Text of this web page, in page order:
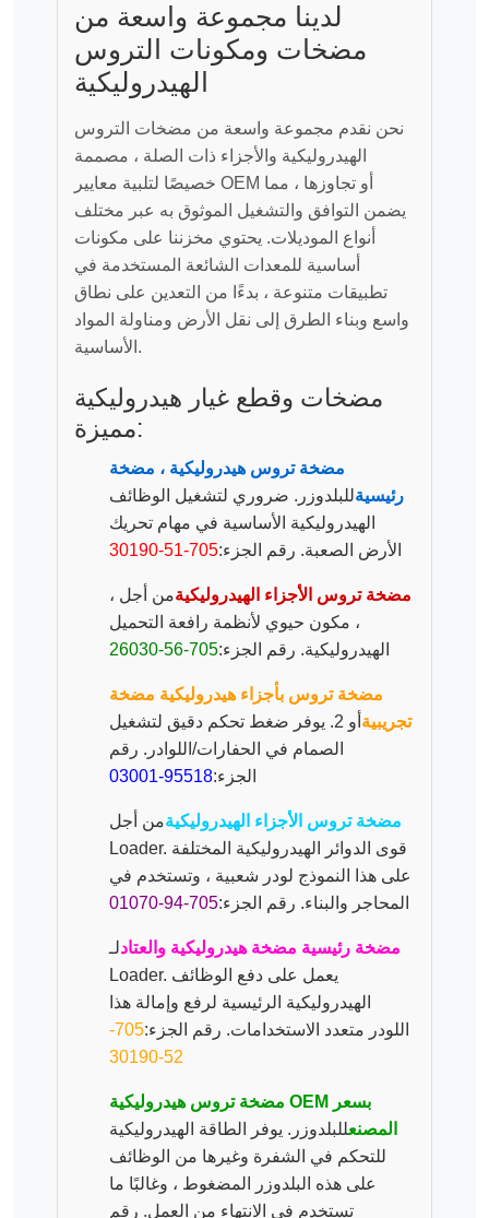
لدينا مجموعة واسعة من
مضخات ومكونات التروس
الهيدروليكية
نحن نقدم مجموعة واسعة من مضخات التروس
الهيدروليكية والأجزاء ذات الصلة ، مصممة
خصيصًا لتلبية معايير OEM أو تجاوزها ، مما
يضمن التوافق والتشغيل الموثوق به عبر مختلف
أنواع الموديلات. يحتوي مخزننا على مكونات
أساسية للمعدات الشائعة المستخدمة في
تطبيقات متنوعة ، بدءًا من التعدين على نطاق
واسع وبناء الطرق إلى نقل الأرض ومناولة المواد
الأساسية.
مضخات وقطع غيار هيدروليكية
مميزة:
مضخة تروس هيدروليكية ، مضخة
رئيسيةللبلدوزر. ضروري لتشغيل الوظائف
الهيدروليكية الأساسية في مهام تحريك
الأرض الصعبة. رقم الجزء:705-51-30190
مضخة تروس الأجزاء الهيدروليكيةمن أجل ،
، مكون حيوي لأنظمة رافعة التحميل
الهيدروليكية. رقم الجزء:705-56-26030
مضخة تروس بأجزاء هيدروليكية مضخة
تجريبية
أو 2. يوفر ضغط تحكم دقيق لتشغيل
الصمام في الحفارات/اللوادر. رقم
الجزء:95518-03001
مضخة تروس الأجزاء الهيدروليكيةمن أجل
Loader. قوى الدوائر الهيدروليكية المختلفة
على هذا النموذج لودر شعبية ، وتستخدم في
المحاجر والبناء. رقم الجزء:705-94-01070
مضخة رئيسية مضخة هيدروليكية والعتادلـ
Loader. يعمل على دفع الوظائف
الهيدروليكية الرئيسية لرفع وإمالة هذا
اللودر متعدد الاستخدامات. رقم الجزء:
705-
52-30190
مضخة تروس هيدروليكية OEM بسعر
المصنعللبلدوزر. يوفر الطاقة الهيدروليكية
للتحكم في الشفرة وغيرها من الوظائف
على هذه البلدوزر المضغوط ، وغالبًا ما
تستخدم في الانتهاء من العمل. رقم